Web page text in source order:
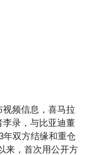
频信息，喜马拉
录，与比亚迪董
年双方结缘和重仓
来，首次用公开方